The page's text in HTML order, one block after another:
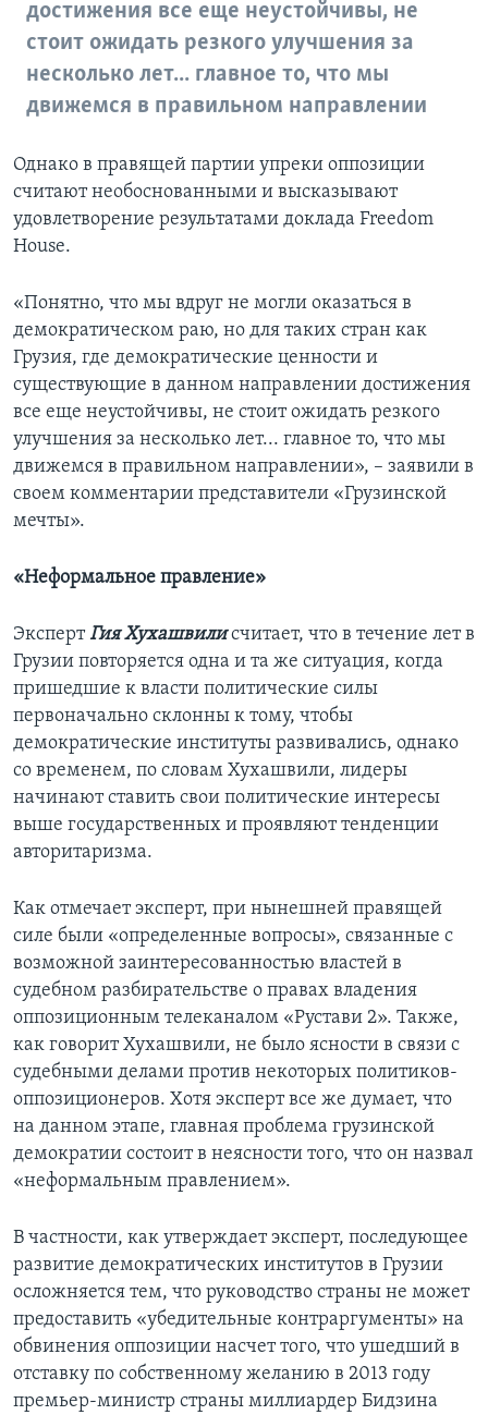
достижения все еще неустойчивы, не
стоит ожидать резкого улучшения за
несколько лет... главное то, что мы
движемся в правильном направлении
Однако в правящей партии упреки оппозиции
считают необоснованными и высказывают
удовлетворение результатами доклада Freedom
House.
«Понятно, что мы вдруг не могли оказаться в
демократическом раю, но для таких стран как
Грузия, где демократические ценности и
существующие в данном направлении достижения
все еще неустойчивы, не стоит ожидать резкого
улучшения за несколько лет... главное то, что мы
движемся в правильном направлении», – заявили в
своем комментарии представители «Грузинской
мечты».
«Неформальное правление»
Эксперт Гия Хухашвилисчитает, что в течение лет в
Грузии повторяется одна и та же ситуация, когда
пришедшие к власти политические силы
первоначально склонны к тому, чтобы
демократические институты развивались, однако
со временем, по словам Хухашвили, лидеры
начинают ставить свои политические интересы
выше государственных и проявляют тенденции
авторитаризма.
Как отмечает эксперт, при нынешней правящей
силе были «определенные вопросы», связанные с
возможной заинтересованностью властей в
судебном разбирательстве о правах владения
оппозиционным телеканалом «Рустави 2». Также,
как говорит Хухашвили, не было ясности в связи с
судебными делами против некоторых политиков-
оппозиционеров. Хотя эксперт все же думает, что
на данном этапе, главная проблема грузинской
демократии состоит в неясности того, что он назвал
«неформальным правлением».
В частности, как утверждает эксперт, последующее
развитие демократических институтов в Грузии
осложняется тем, что руководство страны не может
предоставить «убедительные контраргументы» на
обвинения оппозиции насчет того, что ушедший в
отставку по собственному желанию в 2013 году
премьер-министр страны миллиардер Бидзина